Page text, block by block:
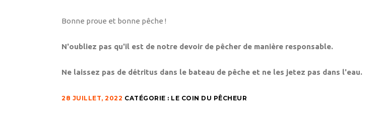
Bonne proue et bonne pêche !
N'oubliez pas qu'il est de notre devoir de pêcher de manière responsable.
Ne laissez pas de détritus dans le bateau de pêche et ne les jetez pas dans l'eau.
28 JUILLET, 2022 CATÉGORIE : LE COIN DU PÊCHEUR